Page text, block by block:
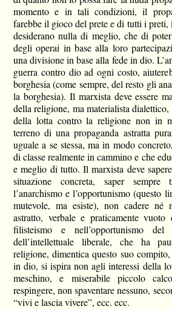
momento e in tali condizioni, il
farebbe il gioco del prete e di tutti i preti,
desiderano nulla di meglio, che di
degli operai in base alla loro
una divisione in base alla fede in dio.
guerra contro dio ad ogni costo,
borghesia (come sempre, del resto gli
la borghesia). Il marxista deve essere
della religione, ma materialista dialettico,
della lotta contro la religione non in
terreno di una propaganda astratta
uguale a se stessa, ma in modo
di classe realmente in cammino e che
e meglio di tutto. Il marxista deve
situazione concreta, saper
l’anarchismo e l’opportunismo (questo
mutevole, ma esiste), non cadere né
astratto, verbale e praticamente vuoto
filisteismo e nell’opportunismo
dell’intellettuale liberale, che ha
religione, dimentica questo suo
in dio, si ispira non agli interessi della
meschino, e miserabile piccolo
respingere, non spaventare nessuno,
“vivi e lascia vivere”, ecc. ecc.